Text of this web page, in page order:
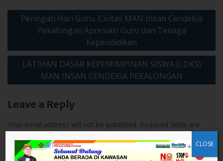
Post
navigation
Peringati Hari Guru, Civitas MAN Insan Cendekia
Pekalongan Apresiasi Guru dan Tenaga
Kependidikan
LATIHAN DASAR KEPEMIMPINAN SISWA (LDKS)
MAN INSAN CENDEKIA PEKALONGAN
Leave a Reply
Your email address will not be published. Required fields are
Comment*
CLOSE